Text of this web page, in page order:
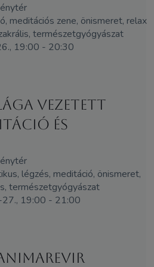
meditációs zene, önismeret, relax
természetgyógyászat
19:00 - 20:30
vezetett
és
légzés, meditáció, önismeret,
természetgyógyászat
19:00 - 21:00